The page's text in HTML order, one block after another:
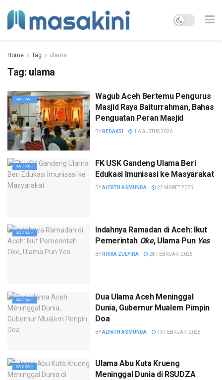
Home Tag ulama
Tag: ulama
DAERAH
Wagub Aceh Bertemu Pengurus
Masjid Raya Baiturrahman, Bahas
Penguatan Peran Masjid
BY REDAKSI 1 AGUSTUS 2026
DAERAH
FK USK Gandeng Ulama Beri
Edukasi Imunisasi ke Masyarakat
BYALFATH ASMUNDA 22 MARET 2025
DAERAH
Indahnya Ramadan di Aceh: Ikut
Pemerintah Oke, Ulama Pun Yes
BY RISKA ZULFIRA 28 FEBRUARI 2025
DAERAH
Dua Ulama Aceh Meninggal
Dunia, Gubernur Mualem Pimpin
Doa
BYALFATH ASMUNDA 13 FEBRUARI 2025
DAERAH
Ulama Abu Kuta Krueng
Meninggal Dunia di RSUDZA